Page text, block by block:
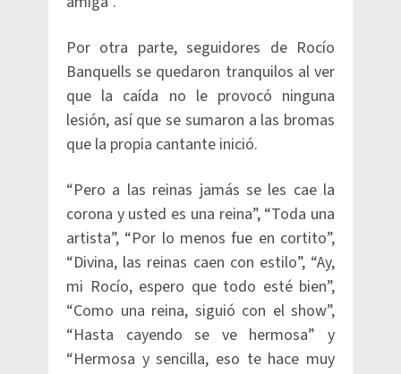
Por otra parte, seguidores de Rocío
Banquells se quedaron tranquilos al ver
que la caída no le provocó ninguna
lesión, así que se sumaron a las bromas
que la propia cantante inició.
“Pero a las reinas jamás se les cae la
corona y usted es una reina”, “Toda una
artista”, “Por lo menos fue en cortito”,
“Divina, las reinas caen con estilo”, “Ay,
mi Rocío, espero que todo esté bien”,
“Como una reina, siguió con el show”,
“Hasta cayendo se ve hermosa” y
“Hermosa y sencilla, eso te hace muy